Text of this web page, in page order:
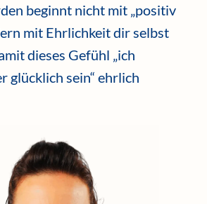
beginnt nicht mit „positiv
mit Ehrlichkeit dir selbst
dieses Gefühl „ich
glücklich sein“ ehrlich